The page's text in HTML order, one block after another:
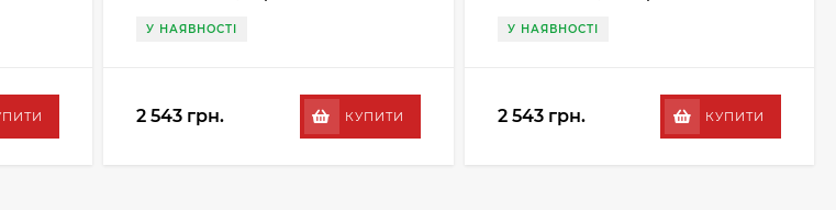
У НАЯВНОСТІ
2 543 грн. КУПИТИ
У НАЯВНОСТІ
2 543 грн. КУПИТИ